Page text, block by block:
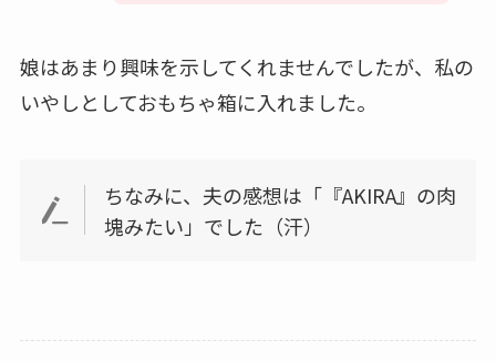
娘はあまり興味を示してくれませんでしたが、私の
いやしとしておもちゃ箱に入れました。
ちなみに、夫の感想は「『AKIRA』の肉
塊みたい」でした（汗）